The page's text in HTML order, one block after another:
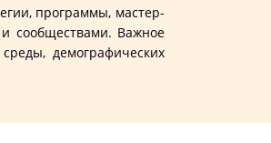
программы, мастер-
сообществами. Важное
демографических